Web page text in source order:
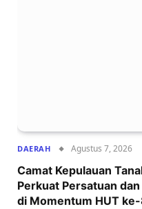
DAERAH Agustus 7, 2026
Camat Kepulauan
Perkuat Persatuan
di Momentum HUT ke-